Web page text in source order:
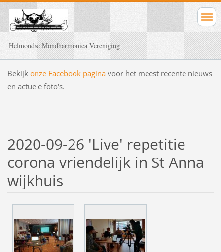
Helmondse Mondharmonica Vereniging
Bekijk onze Facebook paginavoor het meest recente nieuws
en actuele foto's.
2020-09-26 'Live' repetitie
corona vriendelijk in St Anna
wijkhuis